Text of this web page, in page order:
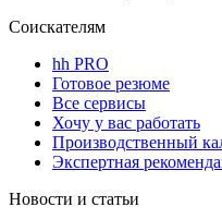
Соискателям
hh PRO
Готовое резюме
Все сервисы
Хочу у вас работать
Производственный
Экспертная
Новости и статьи